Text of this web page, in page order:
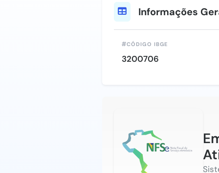
Informações
CÓDIGO IBGE
3200706